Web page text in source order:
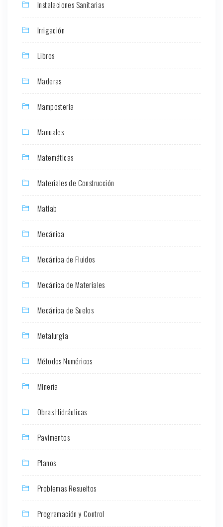
Instalaciones Sanitarias
Irrigación
Libros
Maderas
Mamposteria
Manuales
Matemáticas
Materiales de Construcción
Matlab
Mecánica
Mecánica de Fluidos
Mecánica de Materiales
Mecánica de Suelos
Metalurgia
Métodos Numéricos
Minería
Obras Hidráulicas
Pavimentos
Planos
Problemas Resueltos
Programación y Control